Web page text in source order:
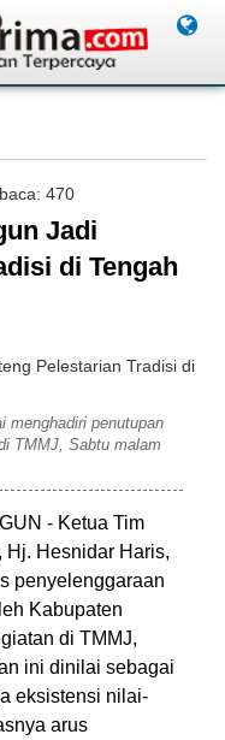
470
Jadi
di Tengah
menghadiri penutupan
TMMJ, Sabtu malam
- Ketua Tim
Hj. Hesnidar Haris,
penyelenggaraan
Kabupaten
di TMMJ,
ini dinilai sebagai
eksistensi nilai-
arus